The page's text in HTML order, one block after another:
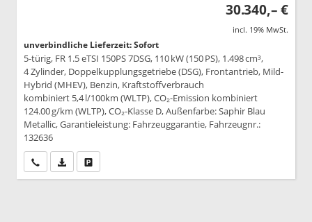
30.340,– €
incl. 19% MwSt.
unverbindliche Lieferzeit: Sofort
5-türig, FR 1.5 eTSI 150PS 7DSG, 110 kW (150 PS), 1.498 cm³,
4 Zylinder, Doppelkupplungsgetriebe (DSG), Frontantrieb, Mild-
Hybrid (MHEV), Benzin, Kraftstoffverbrauch
kombiniert 5,4 l/100km (WLTP), CO₂-Emission kombiniert
124.00 g/km (WLTP), CO₂-Klasse D, Außenfarbe: Saphir Blau
Metallic, Garantieleistung: Fahrzeuggarantie, Fahrzeugnr.:
132636
Wir rufen Sie anPDF-Datei, Fahrzeugexposé drucken